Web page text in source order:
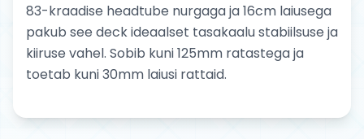
83-kraadise headtube nurgaga ja 16cm laiusega
pakub see deck ideaalset tasakaalu stabiilsuse ja
kiiruse vahel. Sobib kuni 125mm ratastega ja
toetab kuni 30mm laiusi rattaid.